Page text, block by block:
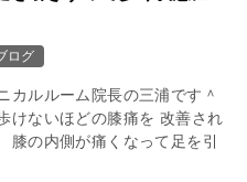
ログ
ルルーム院長の三浦です＾
けないほどの膝痛を 改善され
の内側が痛くなって足を引